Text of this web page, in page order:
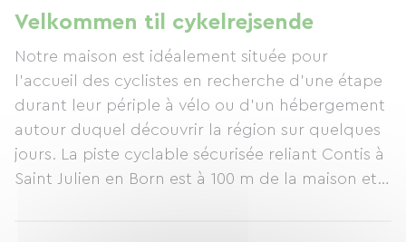
(inklusive et familieværelse med to enkeltsenge)
og er alle udstyret med private toiletter og
brusere. Priserne varierer fra €55 til €70 pr. nat
inklusive morgenmad (for 1 eller 2 personer / +
€10 pr. ekstra person), afhængigt af sæsonen.
Hvis du rejser med små børn, stiller vi gerne
babyudstyr (rejseseng, puslebord, højstol,
babybadekar) til rådighed for dig gratis. Vi kan
Velkommen til cykelrejsende
Notre maison est idéalement située pour
l'accueil des cyclistes en recherche d'une étape
durant leur périple à vélo ou d'un hébergement
autour duquel découvrir la région sur quelques
jours. La piste cyclable sécurisée reliant Contis à
Saint Julien en Born est à 100 m de la maison et